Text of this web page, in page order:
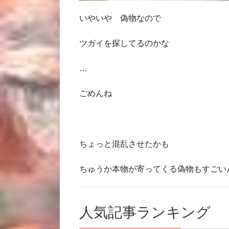
いやいや 偽物なので
ツガイを探してるのかな
…
ごめんね
ちょっと混乱させたかも
ちゅうか本物が寄ってくる偽物もすごい
人気記事ランキング